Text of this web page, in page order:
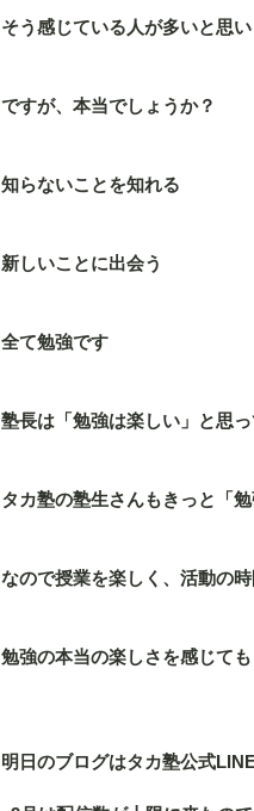
そう感じている人が多いと思い
ですが、本当でしょうか？
知らないことを知れる
新しいことに出会う
全て勉強です
塾長は「勉強は楽しい」と思
タカ塾の塾生さんもきっと「
なので授業を楽しく、活動の
勉強の本当の楽しさを感じて
明日のブログはタカ塾公式